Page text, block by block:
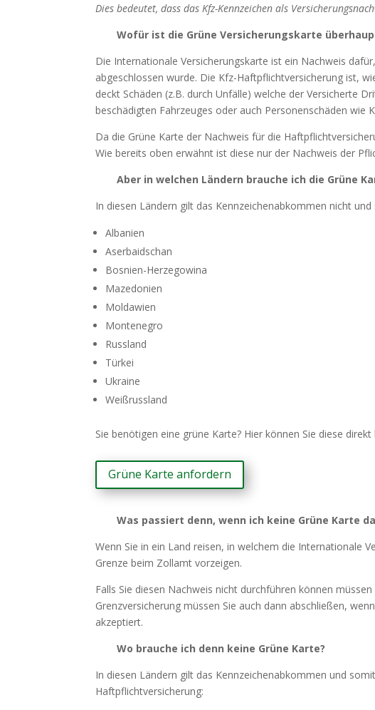
Dies bedeutet, dass das Kfz-Kennzeichen als
Wofür ist die Grüne Versicherungskarte
Die Internationale Versicherungskarte ist ein Nachweis
abgeschlossen wurde. Die Kfz-Haftpflichtversicherung ist,
deckt Schäden (z.B. durch Unfälle) welche der Versicherte
beschädigten Fahrzeuges oder auch Personenschäden wie
Da die Grüne Karte der Nachweis für die
Wie bereits oben erwähnt ist diese nur der Nachweis der
Aber in welchen Ländern brauche ich die Grüne
In diesen Ländern gilt das Kennzeichenabkommen nicht
Albanien
Aserbaidschan
Bosnien-Herzegowina
Mazedonien
Moldawien
Montenegro
Russland
Türkei
Ukraine
Weißrussland
Sie benötigen eine grüne Karte? Hier können Sie diese
Grüne Karte anfordern
Was passiert denn, wenn ich keine Grüne Karte
Wenn Sie in ein Land reisen, in welchem die Internationale
Grenze beim Zollamt vorzeigen.
Falls Sie diesen Nachweis nicht durchführen können
Grenzversicherung müssen Sie auch dann abschließen,
akzeptiert.
Wo brauche ich denn keine Grüne Karte?
In diesen Ländern gilt das Kennzeichenabkommen und
Haftpflichtversicherung: